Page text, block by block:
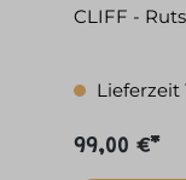
CLIFF -
Lieferzeit
99,00 €*